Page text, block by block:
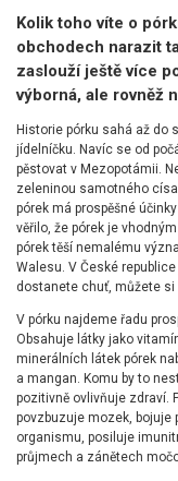
Kolik toho víte o
obchodech narazit
zaslouží ještě více
výborná, ale rovněž
Historie pórku sahá až do
jídelníčku. Navíc se od
pěstovat v Mezopotámii.
zeleninou samotného
pórek má prospěšné
věřilo, že pórek je
pórek těší nemalému
Walesu. V České
dostanete chuť, můžete si
V pórku najdeme řadu
Obsahuje látky jako
minerálních látek pórek
a mangan. Komu by to
pozitivně ovlivňuje zdraví.
povzbuzuje mozek, bojuje
organismu, posiluje
průjmech a zánětech